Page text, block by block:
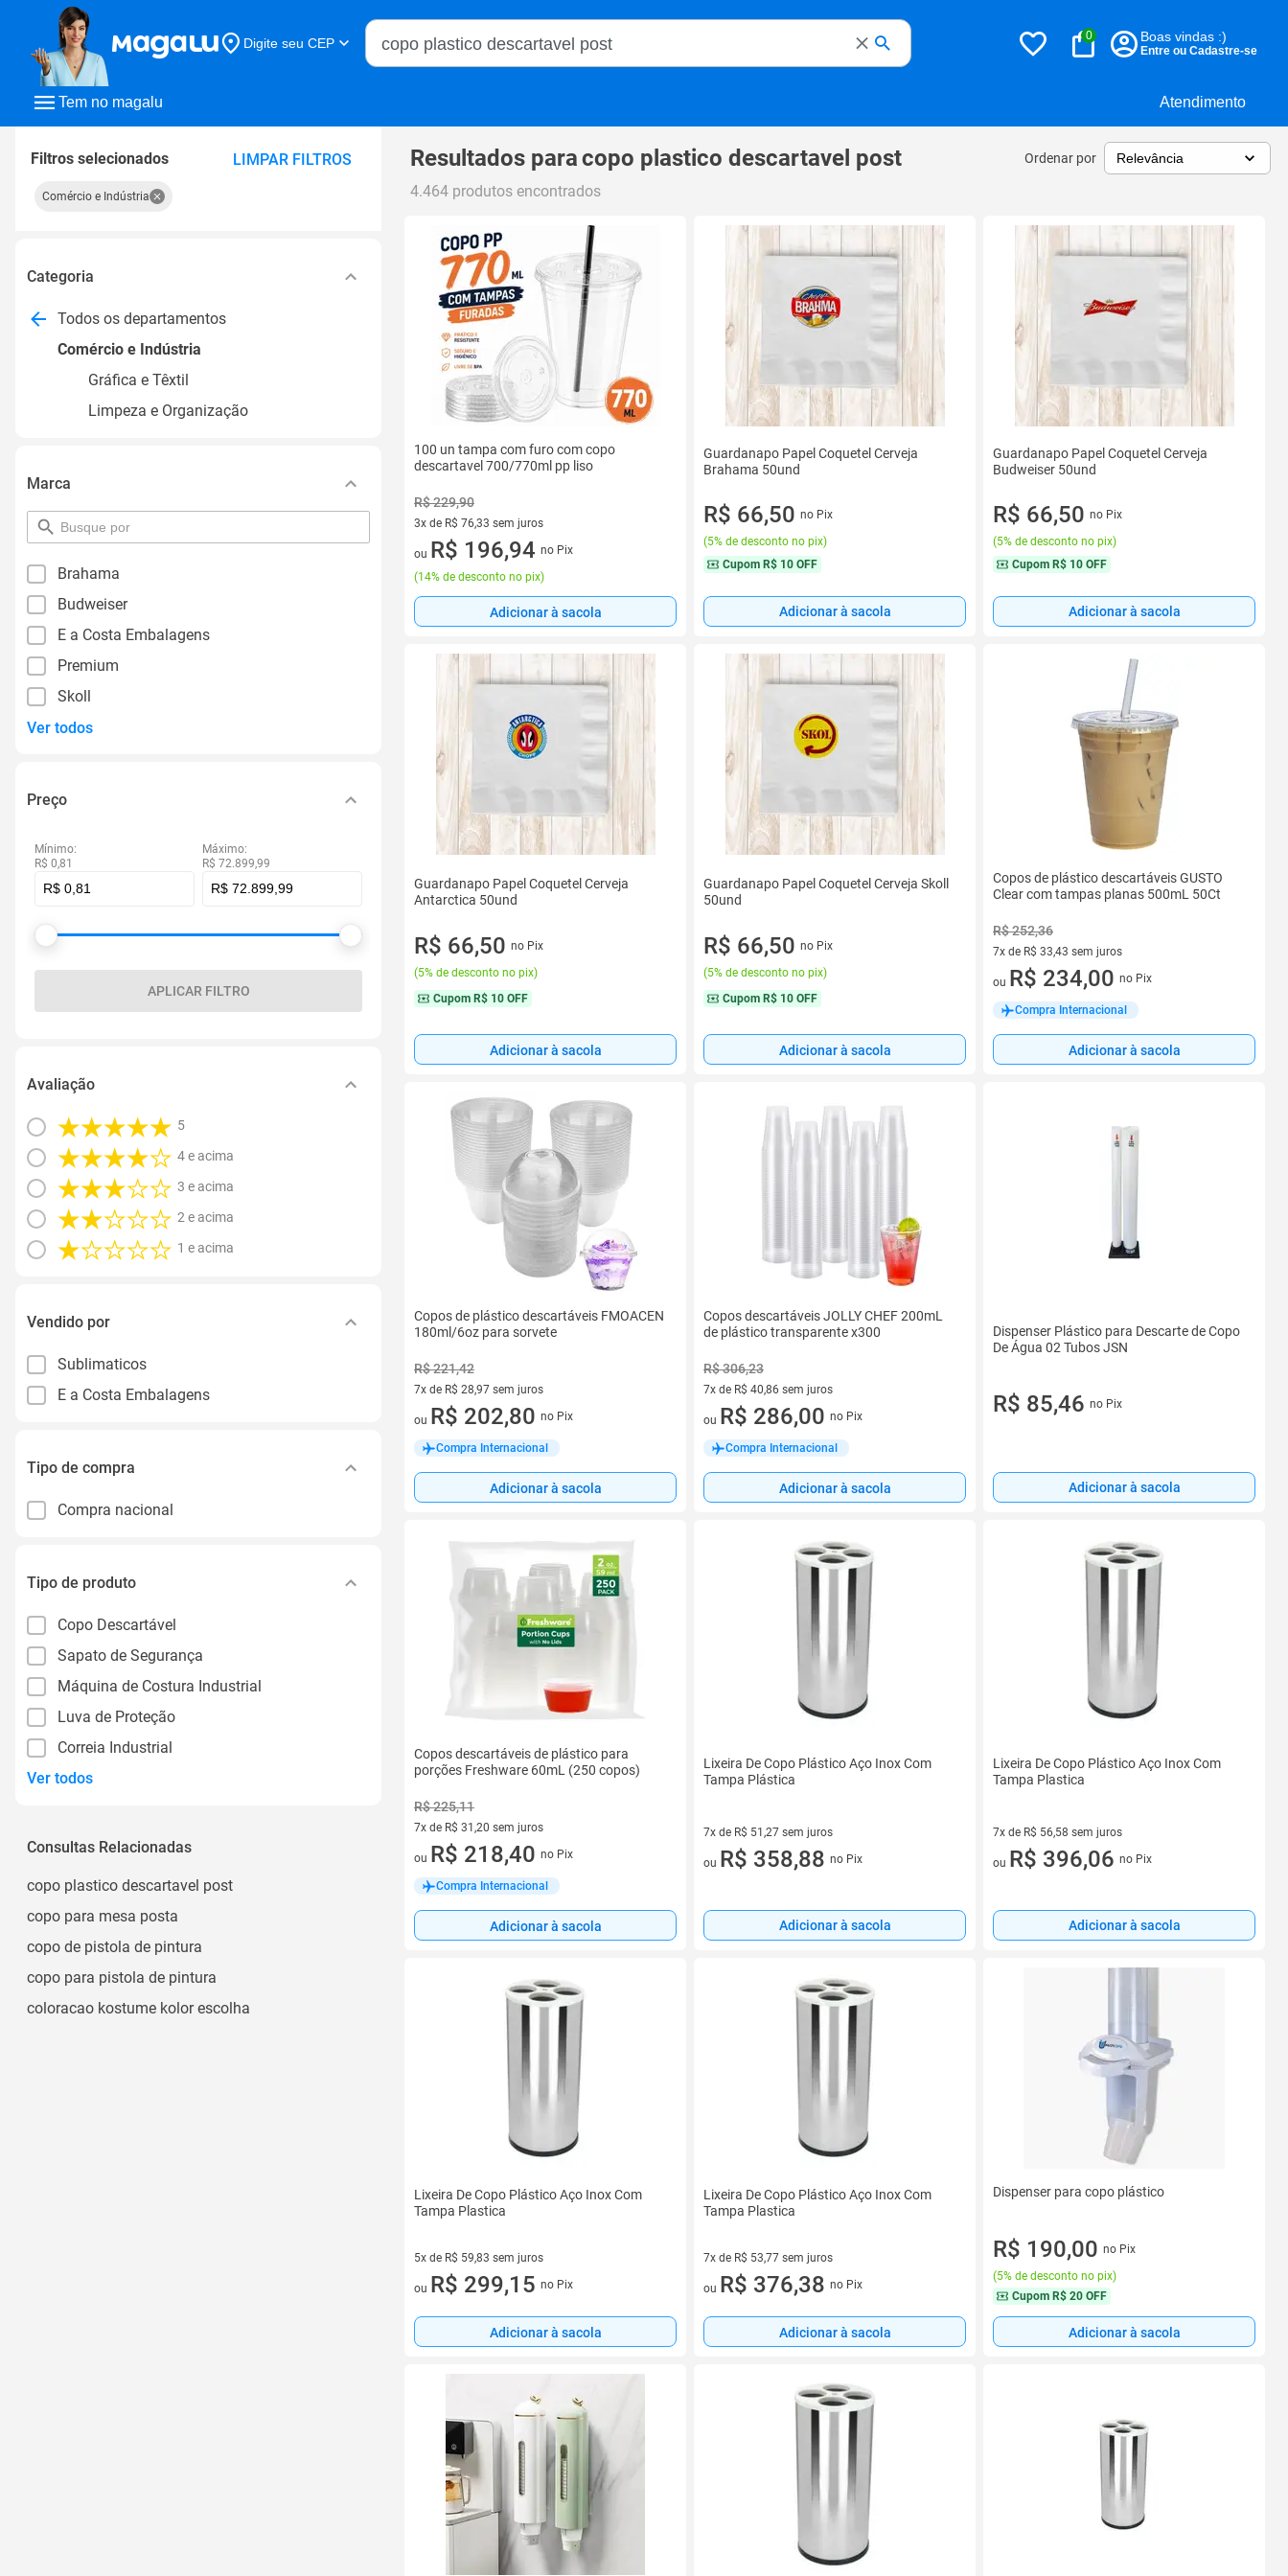
Tem no magalu Atendimento
Digite seu CEP
Buscar no Magalu
0 Boas vindas :)
Entre ou Cadastre-se
Filtros selecionados LIMPAR FILTROS
Comércio e Indústria
Categoria
Todos os departamentos
Comércio e Indústria
Gráfica e Têxtil
Limpeza e Organização
Marca
pesquisar
por
Brahama
Budweiser
E a Costa Embalagens
Premium
Skoll
Ver todos
Preço
Mínimo:
R$ 0,81
Máximo:
R$ 72.899,99
APLICAR FILTRO
Avaliação
5
4 e acima
3 e acima
2 e acima
1 e acima
Vendido por
Sublimaticos
E a Costa Embalagens
Tipo de compra
Compra nacional
Tipo de produto
Copo Descartável
Sapato de Segurança
Máquina de Costura Industrial
Luva de Proteção
Correia Industrial
Ver todos
Consultas Relacionadas
copo plastico descartavel post
copo para mesa posta
copo de pistola de pintura
copo para pistola de pintura
coloracao kostume kolor escolha
Resultados paracopo plastico descartavel post Ordenar por
4.464 produtos encontrados
100 un tampa com furo com copo
descartavel 700/770ml pp liso
R$ 229,90
3x de R$ 76,33 sem juros
3 vez de R$ 76,33 sem juros
ou R$ 196,94 no Pix
(14% de desconto no pix)
Adicionar à sacola
Guardanapo Papel Coquetel Cerveja
Brahama 50und
R$ 66,50 no Pix
(5% de desconto no pix)
Cupom R$ 10 OFF
Adicionar à sacola
Guardanapo Papel Coquetel Cerveja
Budweiser 50und
R$ 66,50 no Pix
(5% de desconto no pix)
Cupom R$ 10 OFF
Adicionar à sacola
Guardanapo Papel Coquetel Cerveja
Antarctica 50und
R$ 66,50 no Pix
(5% de desconto no pix)
Cupom R$ 10 OFF
Adicionar à sacola
Guardanapo Papel Coquetel Cerveja Skoll
50und
R$ 66,50 no Pix
(5% de desconto no pix)
Cupom R$ 10 OFF
Adicionar à sacola
Copos de plástico descartáveis GUSTO
Clear com tampas planas 500mL 50Ct
R$ 252,36
7x de R$ 33,43 sem juros
7 vez de R$ 33,43 sem juros
ou R$ 234,00 no Pix
Compra Internacional
Adicionar à sacola
Copos de plástico descartáveis FMOACEN
180ml/6oz para sorvete
R$ 221,42
7x de R$ 28,97 sem juros
7 vez de R$ 28,97 sem juros
ou R$ 202,80 no Pix
Compra Internacional
Adicionar à sacola
Copos descartáveis JOLLY CHEF 200mL
de plástico transparente x300
R$ 306,23
7x de R$ 40,86 sem juros
7 vez de R$ 40,86 sem juros
ou R$ 286,00 no Pix
Compra Internacional
Adicionar à sacola
Dispenser Plástico para Descarte de Copo
De Água 02 Tubos JSN
R$ 85,46 no Pix
Adicionar à sacola
Copos descartáveis de plástico para
porções Freshware 60mL (250 copos)
R$ 225,11
7x de R$ 31,20 sem juros
7 vez de R$ 31,20 sem juros
ou R$ 218,40 no Pix
Compra Internacional
Adicionar à sacola
Lixeira De Copo Plástico Aço Inox Com
Tampa Plástica
7x de R$ 51,27 sem juros
7 vez de R$ 51,27 sem juros
ou R$ 358,88 no Pix
Adicionar à sacola
Lixeira De Copo Plástico Aço Inox Com
Tampa Plastica
7x de R$ 56,58 sem juros
7 vez de R$ 56,58 sem juros
ou R$ 396,06 no Pix
Adicionar à sacola
Lixeira De Copo Plástico Aço Inox Com
Tampa Plastica
5x de R$ 59,83 sem juros
5 vez de R$ 59,83 sem juros
ou R$ 299,15 no Pix
Adicionar à sacola
Lixeira De Copo Plástico Aço Inox Com
Tampa Plastica
7x de R$ 53,77 sem juros
7 vez de R$ 53,77 sem juros
ou R$ 376,38 no Pix
Adicionar à sacola
Dispenser para copo plástico
R$ 190,00 no Pix
(5% de desconto no pix)
Cupom R$ 20 OFF
Adicionar à sacola